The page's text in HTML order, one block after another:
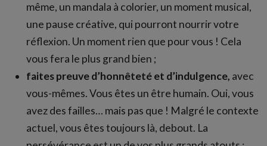
même, un mandala à colorier, un moment musical,
une pause créative, qui pourront nourrir votre
réflexion. Un moment rien que pour vous ! Cela
vous fera le plus grand bien ;
faites preuve d’honnêteté et d’indulgence, avec
vous-mêmes. Vous êtes un être humain. Oui, vous
avez des failles… mais pas que ! Malgré le contexte
actuel, vous êtes toujours là, debout. La